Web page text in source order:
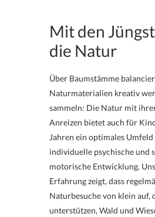
Mit den
die Natur
Über Baumstämme
Naturmaterialien kreativ
sammeln: Die Natur mit
Anreizen bietet auch für
Jahren ein optimales
individuelle psychische und
motorische Entwicklung.
Erfahrung zeigt, dass
Naturbesuche von klein auf,
unterstützen, Wald und